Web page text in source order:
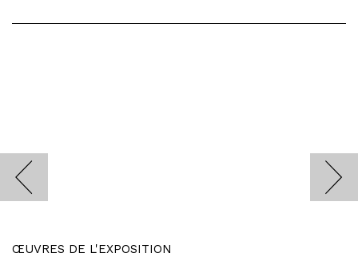
ŒUVRES DE L'EXPOSITION